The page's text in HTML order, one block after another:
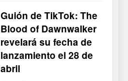
Guión de TikTok: The
Blood of Dawnwalker
revelará su fecha de
lanzamiento el 28 de
abril